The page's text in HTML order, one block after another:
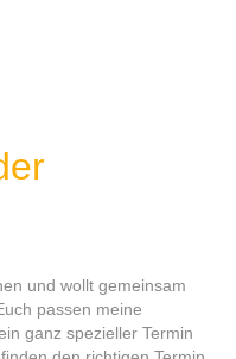
und wollt gemeinsam
passen meine
ganz spezieller Termin